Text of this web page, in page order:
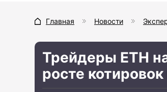
Главная Новости
Трейдеры ETH
росте